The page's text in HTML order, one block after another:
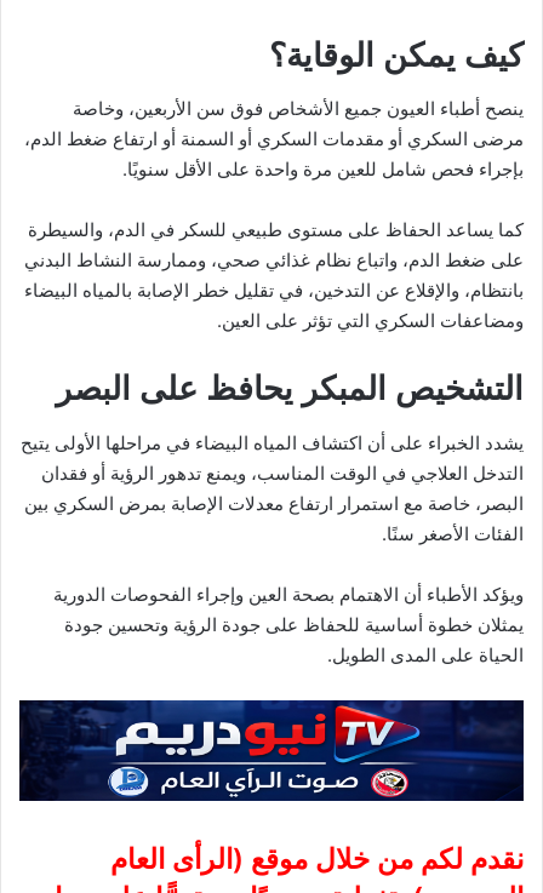
كيف يمكن الوقاية؟
ينصح أطباء العيون جميع الأشخاص فوق سن الأربعين، وخاصة
مرضى السكري أو مقدمات السكري أو السمنة أو ارتفاع ضغط الدم،
بإجراء فحص شامل للعين مرة واحدة على الأقل سنويًا.
كما يساعد الحفاظ على مستوى طبيعي للسكر في الدم، والسيطرة
على ضغط الدم، واتباع نظام غذائي صحي، وممارسة النشاط البدني
بانتظام، والإقلاع عن التدخين، في تقليل خطر الإصابة بالمياه البيضاء
ومضاعفات السكري التي تؤثر على العين.
التشخيص المبكر يحافظ على البصر
يشدد الخبراء على أن اكتشاف المياه البيضاء في مراحلها الأولى يتيح
التدخل العلاجي في الوقت المناسب، ويمنع تدهور الرؤية أو فقدان
البصر، خاصة مع استمرار ارتفاع معدلات الإصابة بمرض السكري بين
الفئات الأصغر سنًا.
ويؤكد الأطباء أن الاهتمام بصحة العين وإجراء الفحوصات الدورية
يمثلان خطوة أساسية للحفاظ على جودة الرؤية وتحسين جودة
الحياة على المدى الطويل.
نقدم لكم من خلال موقع ( الرأى العام